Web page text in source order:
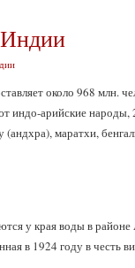
около 968 млн.
индо-арийские
(андхра), маратхи,
у края воды в
в 1924 году в честь